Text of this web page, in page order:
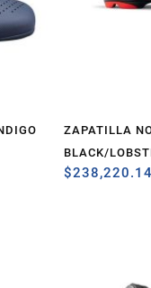
ZAPATILLA
BLACK/
$238,220.14